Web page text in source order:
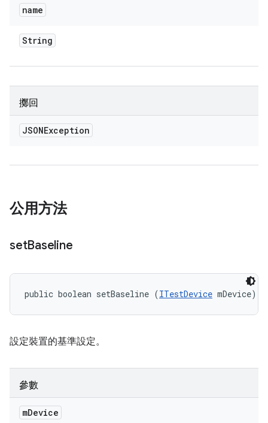
name
String
擲回
JSONException
公用方法
setBaseline
public boolean setBaseline (ITestDevice mDevice)
設定裝置的基準設定。
參數
mDevice